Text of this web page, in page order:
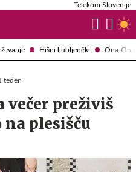
Hišni ljubljenčki Ona-
Telekom Slovenije
teden
večer preživiš
plesišču